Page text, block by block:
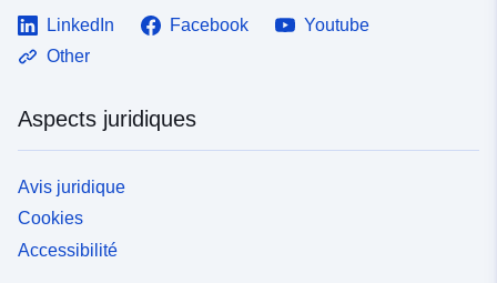
LinkedIn Facebook
Youtube
Other
Aspects juridiques
Avis juridique
Cookies
Accessibilité